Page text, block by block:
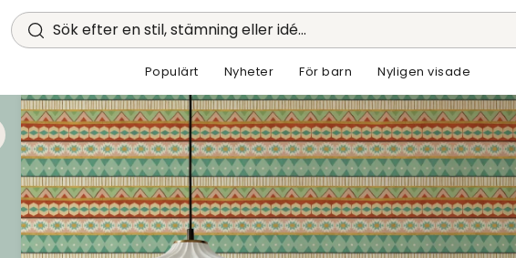
Sök efter en stil, stämning eller idé...
Populärt Nyheter För barn Nyligen visade